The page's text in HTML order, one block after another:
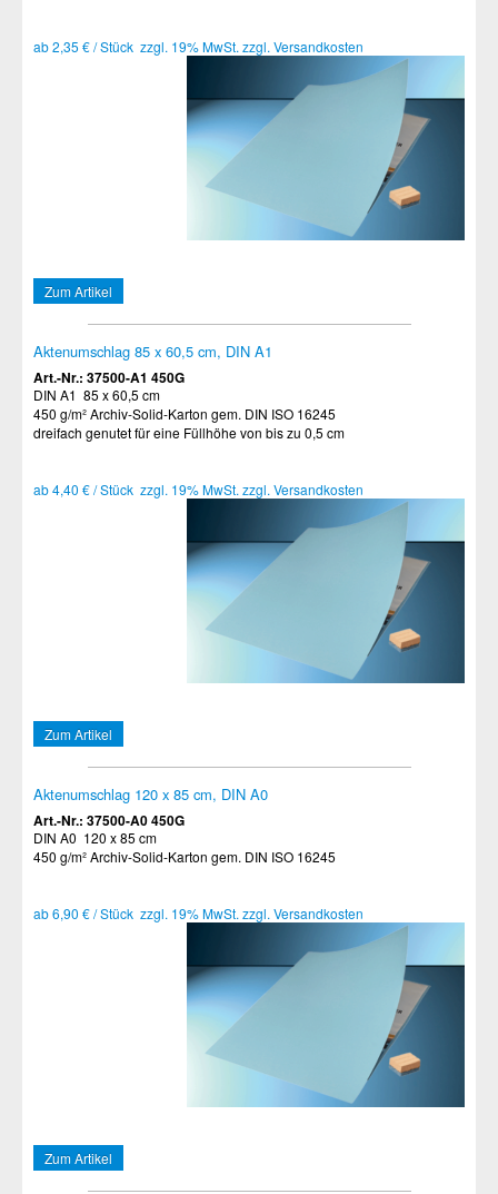
ab 2,35 € / Stück zzgl. 19% MwSt. zzgl. Versandkosten
Zum Artikel
Aktenumschlag 85 x 60,5 cm, DIN A1
Art.-Nr.: 37500-A1 450G
DIN A1 85 x 60,5 cm
450 g/m² Archiv-Solid-Karton gem. DIN ISO 16245
dreifach genutet für eine Füllhöhe von bis zu 0,5 cm
ab 4,40 € / Stück zzgl. 19% MwSt. zzgl. Versandkosten
Zum Artikel
Aktenumschlag 120 x 85 cm, DIN A0
Art.-Nr.: 37500-A0 450G
DIN A0 120 x 85 cm
450 g/m² Archiv-Solid-Karton gem. DIN ISO 16245
ab 6,90 € / Stück zzgl. 19% MwSt. zzgl. Versandkosten
Zum Artikel